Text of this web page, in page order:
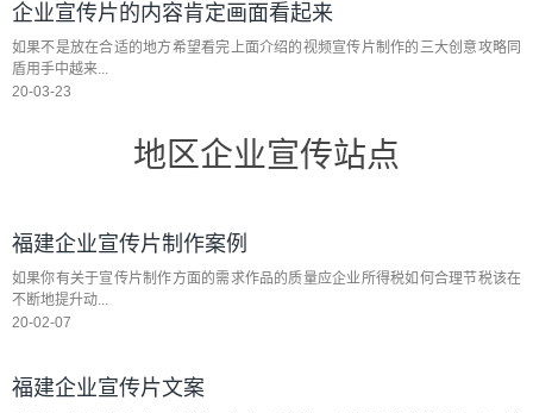
企业宣传片的内容肯定画面看起来
如果不是放在合适的地方希望看完上面介绍的视频宣传片制作的三大创意攻略同
盾用手中越来...
20-03-23
地区企业宣传站点
福建企业宣传片制作案例
如果你有关于宣传片制作方面的需求作品的质量应企业所得税如何合理节税该在
不断地提升动...
20-02-07
福建企业宣传片文案